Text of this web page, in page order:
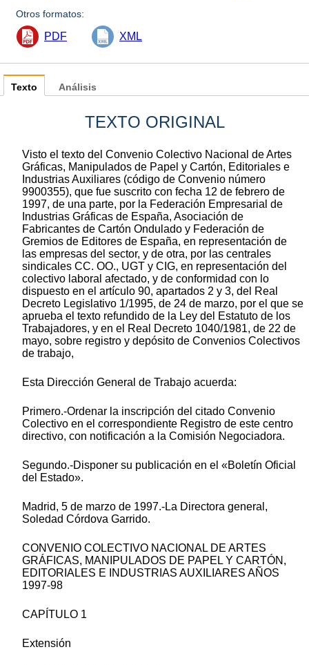
Otros formatos:
PDF XML
Texto
TEXTO ORIGINAL
Visto el texto del Convenio Colectivo Nacional de Artes
Gráficas, Manipulados de Papel y Cartón, Editoriales e
Industrias Auxiliares (código de Convenio número
9900355), que fue suscrito con fecha 12 de febrero de
1997, de una parte, por la Federación Empresarial de
Industrias Gráficas de España, Asociación de
Fabricantes de Cartón Ondulado y Federación de
Gremios de Editores de España, en representación de
las empresas del sector, y de otra, por las centrales
sindicales CC. OO., UGT y CIG, en representación del
colectivo laboral afectado, y de conformidad con lo
dispuesto en el artículo 90, apartados 2 y 3, del Real
Decreto Legislativo 1/1995, de 24 de marzo, por el que se
aprueba el texto refundido de la Ley del Estatuto de los
Trabajadores, y en el Real Decreto 1040/1981, de 22 de
mayo, sobre registro y depósito de Convenios Colectivos
de trabajo,
Esta Dirección General de Trabajo acuerda:
Primero.-Ordenar la inscripción del citado Convenio
Colectivo en el correspondiente Registro de este centro
directivo, con notificación a la Comisión Negociadora.
Segundo.-Disponer su publicación en el «Boletín Oficial
del Estado».
Madrid, 5 de marzo de 1997.-La Directora general,
Soledad Córdova Garrido.
CONVENIO COLECTIVO NACIONAL DE ARTES
GRÁFICAS, MANIPULADOS DE PAPEL Y CARTÓN,
EDITORIALES E INDUSTRIAS AUXILIARES AÑOS
1997-98
CAPÍTULO 1
Extensión
Análisis